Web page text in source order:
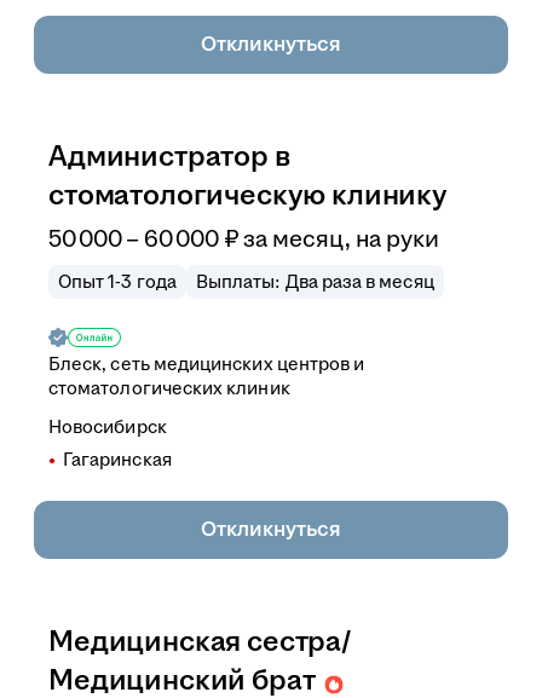
Откликнуться
Администратор в
стоматологическую клинику
50 000–60 000 ₽ за месяц, на руки
Опыт 1-3 года Выплаты: Два раза в месяц
Блеск, сеть медицинских центров и
стоматологических клиник
Новосибирск
Гагаринская
Откликнуться
Медицинская сестра/
Медицинский брат